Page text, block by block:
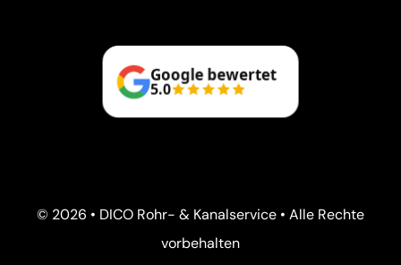
Google bewertet
5.0
© 2026 • DICO Rohr- & Kanalservice • Alle Rechte
vorbehalten